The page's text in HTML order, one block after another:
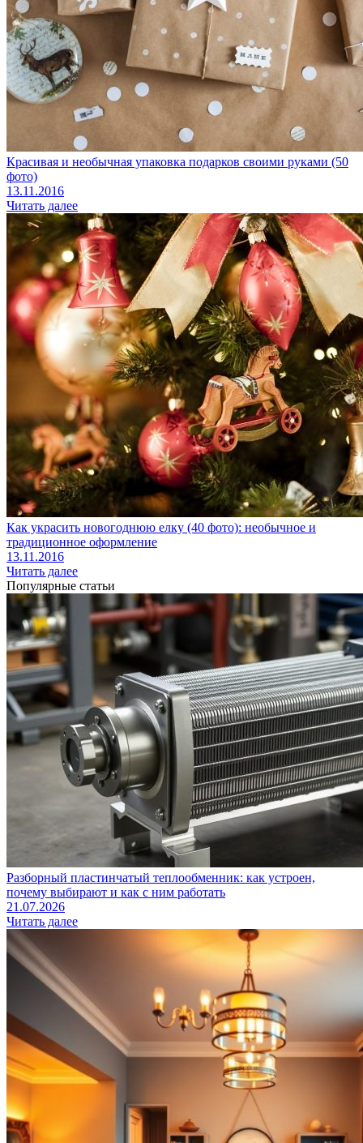
Красивая и необычная упаковка подарков своими руками (50
фото)
13.11.2016
Читать далее
Как украсить новогоднюю елку (40 фото): необычное и
традиционное оформление
13.11.2016
Читать далее
Популярные статьи
Разборный пластинчатый теплообменник: как устроен,
почему выбирают и как с ним работать
21.07.2026
Читать далее